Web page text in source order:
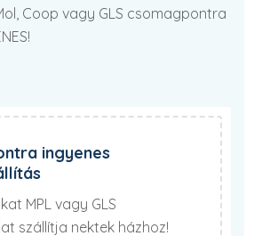
Coop vagy GLS csomagpontra
ingyenes
MPL vagy GLS
szállítja nektek házhoz!